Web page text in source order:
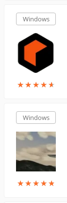
Windows
★★★★★
★★★★★
Windows
★★★★★
★★★★★